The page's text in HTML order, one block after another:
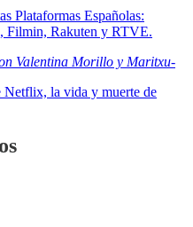
Plataformas Españolas:
Filmin, Rakuten y RTVE.
Valentina Morillo y Maritxu-
Netflix, la vida y muerte de